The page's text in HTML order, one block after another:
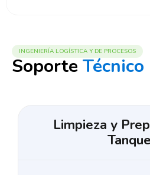
INGENIERÍA LOGÍSTICA Y DE PROCESOS
SoporteTécnico
Limpieza y